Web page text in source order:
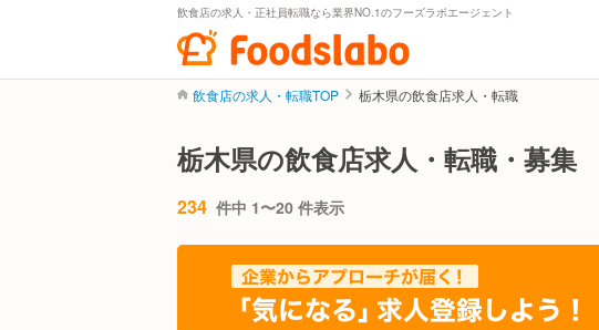
飲食店の求人・正社員転職なら業界NO.1のフーズラボエージェント
飲食店の求人・転職TOP 栃木県の飲食店求人・転職
栃木県の飲食店求人・転職・募集
234 件中 1〜20 件表示